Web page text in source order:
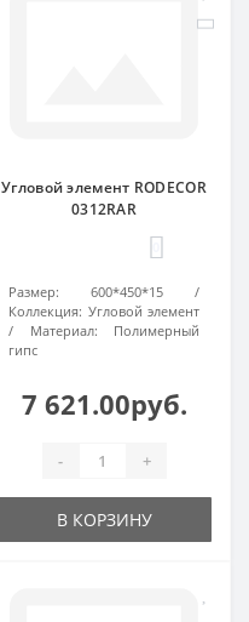
Угловой элемент RODECOR
0312RAR
Размер:
600*450*15
Коллекция: Угловой элемент
Материал:
Полимерный
гипс
7 621.00руб.
- +
В КОРЗИНУ